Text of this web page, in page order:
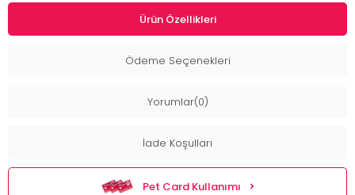
Ürün Özellikleri
Ödeme Seçenekleri
Yorumlar(0)
İade Koşulları
Pet Card Kullanımı